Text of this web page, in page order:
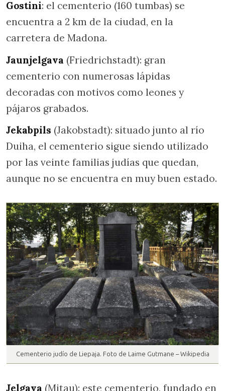
Gostini: el cementerio (160 tumbas) se
encuentra a 2 km de la ciudad, en la
carretera de Madona.
Jaunjelgava (Friedrichstadt): gran
cementerio con numerosas lápidas
decoradas con motivos como leones y
pájaros grabados.
Jekabpils (Jakobstadt): situado junto al río
Duiha, el cementerio sigue siendo utilizado
por las veinte familias judías que quedan,
aunque no se encuentra en muy buen estado.
Cementerio judío de Liepaja. Foto de Laime Gutmane – Wikipedia
Jelgava (Mitau): este cementerio, fundado en